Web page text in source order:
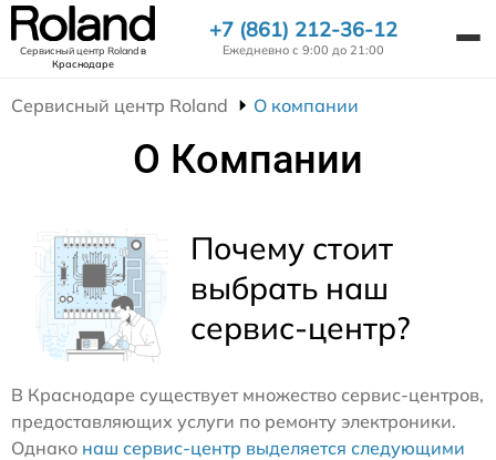
Сервисный центр Rolandв
Краснодаре
+7 (861) 212-36-12
Ежедневно с 9:00 до 21:00
Сервисный центр Roland О компании
О Компании
Почему стоит
выбрать наш
сервис-центр?
В Краснодаре существует множество сервис-центров,
предоставляющих услуги по ремонту электроники.
Однако наш сервис-центр выделяется следующими